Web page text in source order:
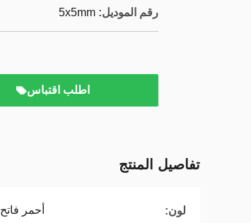
رقم الموديل: 5x5mm
اطلب اقتباس
تفاصيل المنتج
لون: أحمر فاتح